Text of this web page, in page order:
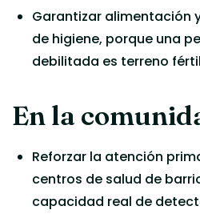
Garantizar alimentación
de higiene, porque una
debilitada es terreno
En la
Reforzar la atención
centros de salud de
capacidad real de